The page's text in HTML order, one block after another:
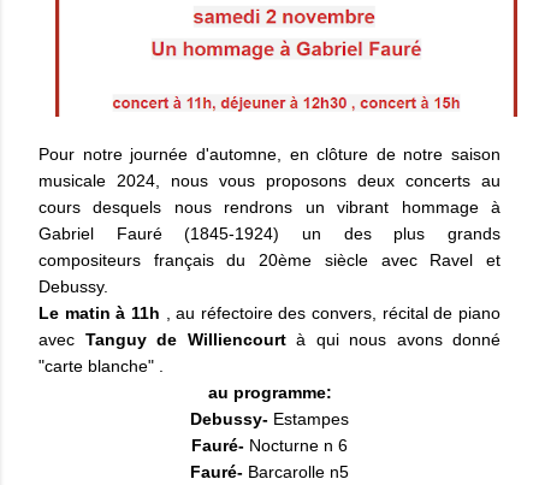
Pour notre journée d'automne, en clôture de notre saison
musicale 2024, nous vous proposons deux concerts au
cours desquels nous rendrons un vibrant hommage à
Gabriel Fauré (1845-1924) un des plus grands
compositeurs français du 20ème siècle avec Ravel et
Debussy.
Le matin à 11h , au réfectoire des convers, récital de piano
avec Tanguy de Williencourtà qui nous avons donné
"carte blanche" .
au programme:
Debussy- Estampes
Fauré- Nocturne n 6
Fauré- Barcarolle n5